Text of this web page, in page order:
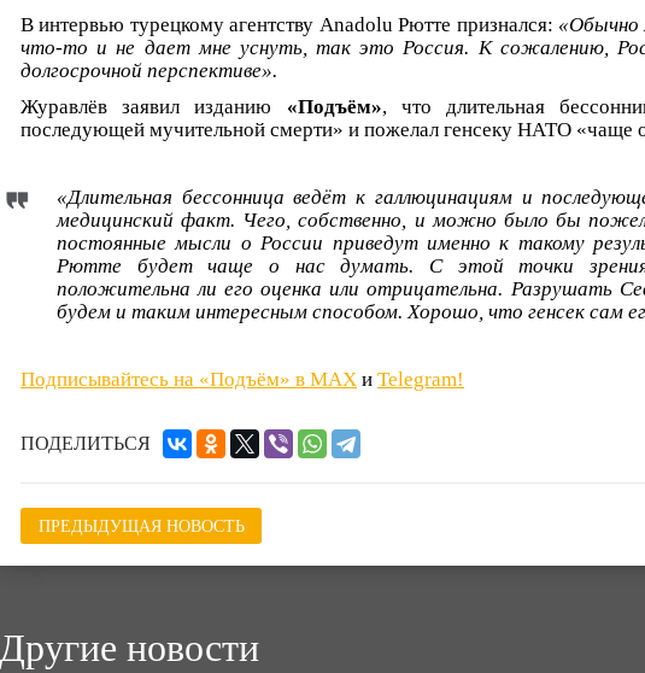
В интервью турецкому агентству Anadolu Рютте признался: «Обычно
что-то и не дает мне уснуть, так это Россия. К сожалению,
долгосрочной перспективе».
Журавлёв заявил изданию «Подъём», что длительная
последующей мучительной смерти» и пожелал генсеку НАТО «чаще
«Длительная бессонница ведёт к галлюцинациям и
медицинский факт. Чего, собственно, и можно было бы
постоянные мысли о России приведут именно к такому
Рютте будет чаще о нас думать. С этой точки зрения,
положительна ли его оценка или отрицательна. Разрушать
будем и таким интересным способом. Хорошо, что генсек сам
Подписывайтесь на «Подъём» в MAX и Telegram!
ПОДЕЛИТЬСЯ
ПРЕДЫДУЩАЯ НОВОСТЬ
Другие новости